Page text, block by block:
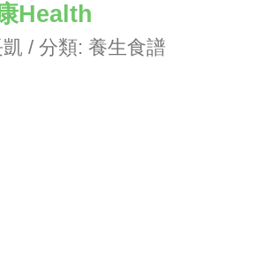
Health
/ 分類: 養生食譜